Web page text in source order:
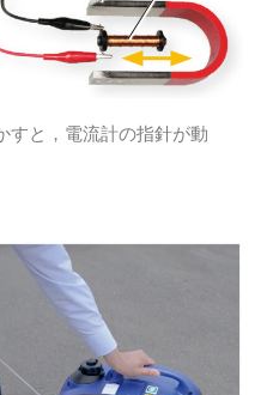
すと，電流計の指針が動